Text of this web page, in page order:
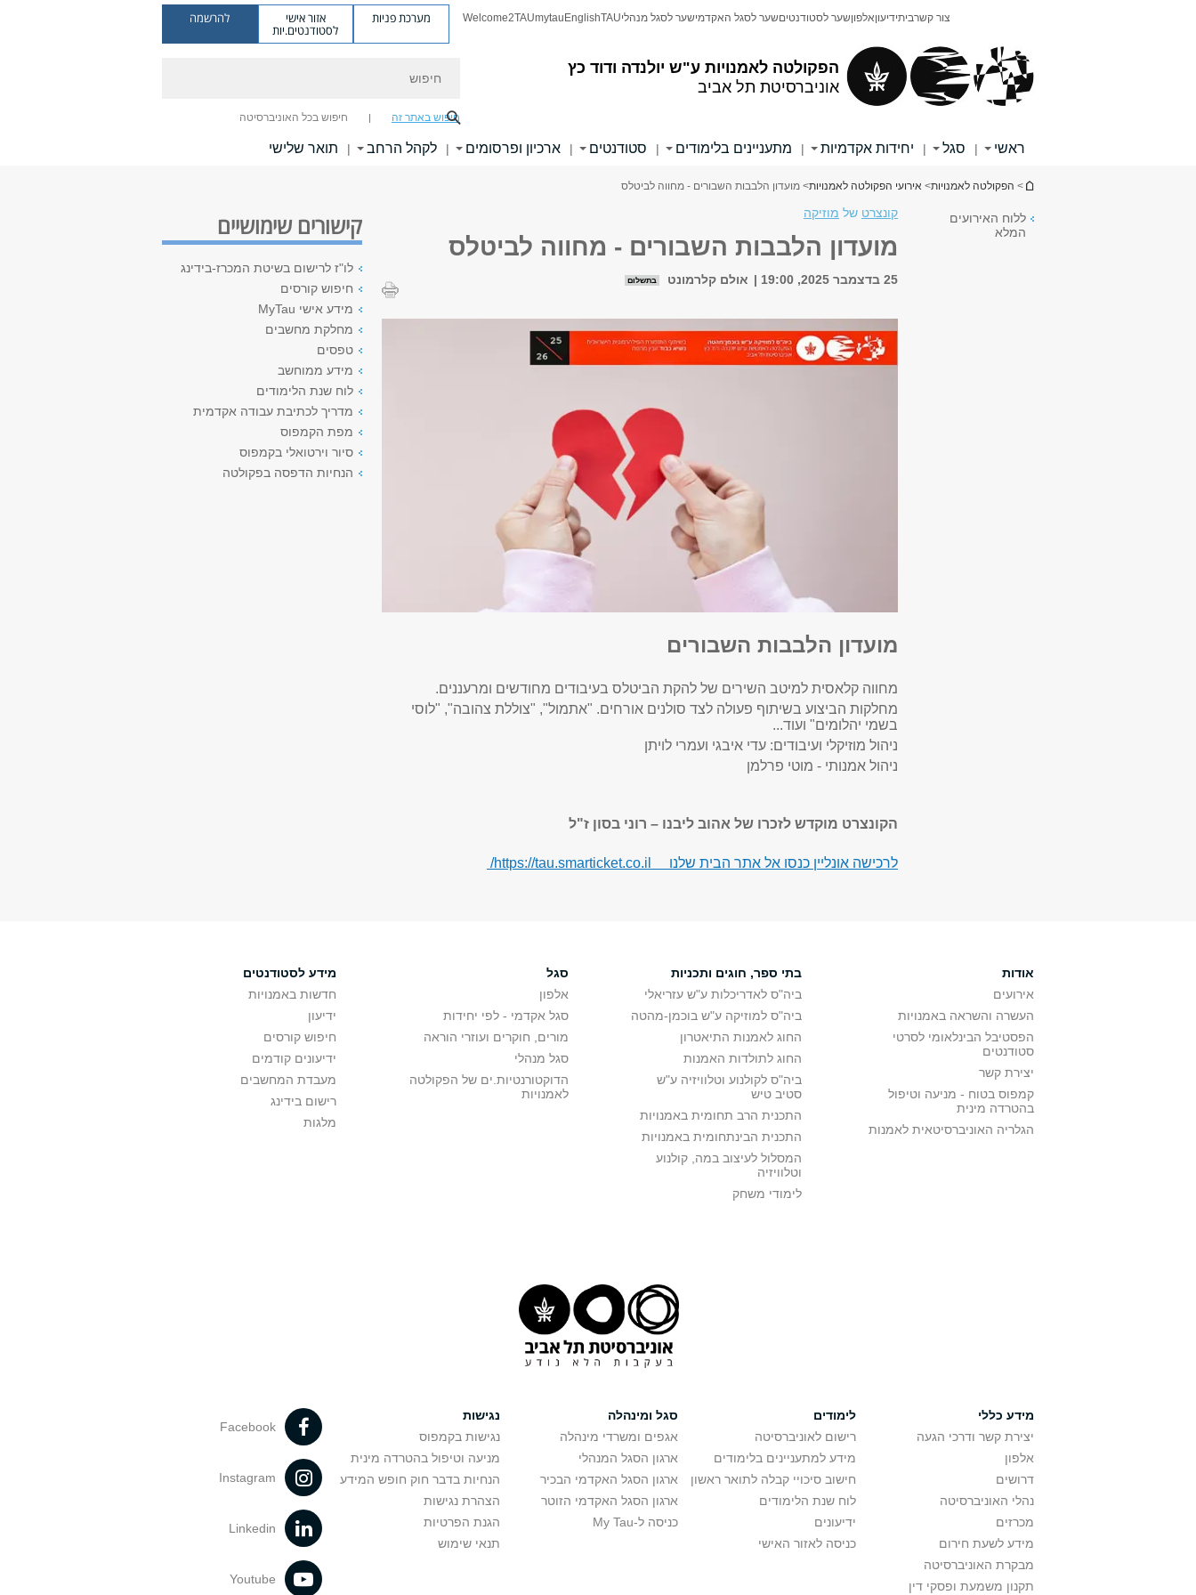
הפקולטה לאמנויות ע"ש יולנדה ודוד כץ
אוניברסיטת תל אביב
צור קשרביתידיעוןאלפוןשער לסטודנטיםשער לסגל האקדמישער לסגל מנהליTAU
English
mytau
Welcome2TAU מערכת פניות אזור אישי
לסטודנטים.יות
להרשמה
חיפוש באתר זה חיפוש בכל האוניברסיטה
ראשי | סגל | יחידות אקדמיות | מתעניינים בלימודים | סטודנטים | ארכיון ופרסומים | לקהל הרחב | תואר שלישי
הינך נמצא כאן
> הפקולטה לאמנויות> אירועי הפקולטה לאמנויות> מועדון הלבבות השבורים - מחווה לביטלס
ללוח האירועים
המלא
קונצרט של מוזיקה
מועדון הלבבות השבורים - מחווה לביטלס
25 בדצמבר 2025, 19:00 אולם קלרמונט בתשלום
מועדון הלבבות השבורים
מחווה קלאסית למיטב השירים של להקת הביטלס בעיבודים מחודשים ומרעננים.
מחלקות הביצוע בשיתוף פעולה לצד סולנים אורחים. "אתמול", "צוללת צהובה", "לוסי
בשמי יהלומים" ועוד...
ניהול מוזיקלי ועיבודים: עדי איבגי ועמרי לויתן
ניהול אמנותי - מוטי פרלמן
הקונצרט מוקדש לזכרו של אהוב ליבנו – רוני בסון ז"ל
לרכישה אונליין כנסו אל אתר הבית שלנו https://tau.smarticket.co.il/
קישורים שימושיים
לו"ז לרישום בשיטת המכרז-בידינג
חיפוש קורסים
מידע אישי MyTau
מחלקת מחשבים
טפסים
מידע ממוחשב
לוח שנת הלימודים
מדריך לכתיבת עבודה אקדמית
מפת הקמפוס
סיור וירטואלי בקמפוס
הנחיות הדפסה בפקולטה
אודות
אירועים
העשרה והשראה באמנויות
הפסטיבל הבינלאומי לסרטי
סטודנטים
יצירת קשר
קמפוס בטוח - מניעה וטיפול
בהטרדה מינית
הגלריה האוניברסיטאית לאמנות
בתי ספר, חוגים ותכניות
ביה"ס לאדריכלות ע"ש עזריאלי
ביה"ס למוזיקה ע"ש בוכמן-מהטה
החוג לאמנות התיאטרון
החוג לתולדות האמנות
ביה"ס לקולנוע וטלוויזיה ע"ש
סטיב טיש
התכנית הרב תחומית באמנויות
התכנית הבינתחומית באמנויות
המסלול לעיצוב במה, קולנוע
וטלוויזיה
לימודי משחק
סגל
אלפון
סגל אקדמי - לפי יחידות
מורים, חוקרים ועוזרי הוראה
סגל מנהלי
הדוקטורנטיות.ים של הפקולטה
לאמנויות
מידע לסטודנטים
חדשות באמנויות
ידיעון
חיפוש קורסים
ידיעונים קודמים
מעבדת המחשבים
רישום בידינג
מלגות
מידע כללי
יצירת קשר ודרכי הגעה
אלפון
דרושים
נהלי האוניברסיטה
מכרזים
מידע לשעת חירום
מבקרת האוניברסיטה
תקנון משמעת ופסקי דין
לימודים
רישום לאוניברסיטה
מידע למתעניינים בלימודים
חישוב סיכויי קבלה לתואר ראשון
לוח שנת הלימודים
ידיעונים
כניסה לאזור האישי
סגל ומינהלה
אגפים ומשרדי מינהלה
ארגון הסגל המנהלי
ארגון הסגל האקדמי הבכיר
ארגון הסגל האקדמי הזוטר
כניסה ל-My Tau
נגישות
נגישות בקמפוס
מניעה וטיפול בהטרדה מינית
הנחיות בדבר חוק חופש המידע
הצהרת נגישות
הגנת הפרטיות
תנאי שימוש
Facebook
Instagram
Linkedin
Youtube